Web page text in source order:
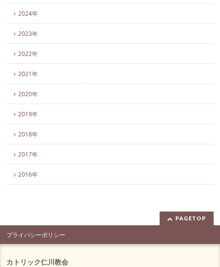
2024年
2023年
2022年
2021年
2020年
2019年
2018年
2017年
2016年
PAGETOP
プライバシーポリシー
カトリック仁川教会